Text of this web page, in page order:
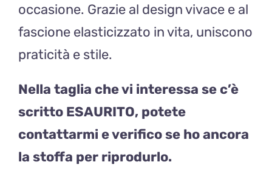
occasione. Grazie al design vivace e al
fascione elasticizzato in vita, uniscono
praticità e stile.
Nella taglia che vi interessa se c’è
scritto ESAURITO, potete
contattarmi e verifico se ho ancora
la stoffa per riprodurlo.